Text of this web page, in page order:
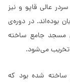
عالی قاپو و نیز
بوده‌اند. در دوره‌ی
مسجد جامع ساخته
می‌شود.
ساخته شده بود که